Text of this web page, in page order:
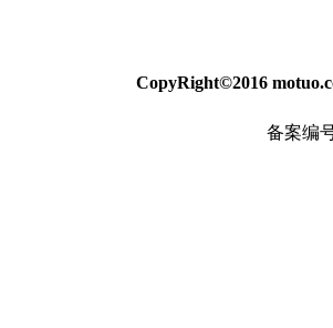
CopyRight©2016
备案编